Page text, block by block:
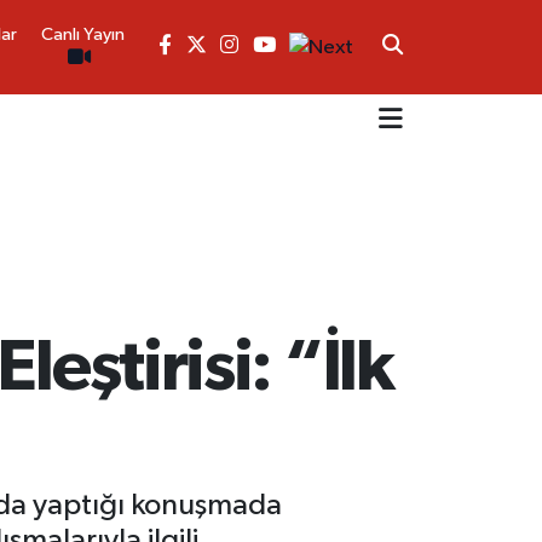
Canlı Yayın
“İlk
yaptığı konuşmada